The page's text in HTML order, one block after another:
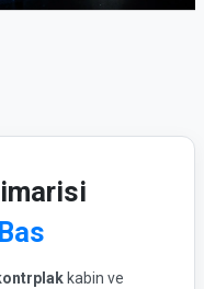
kabin ve